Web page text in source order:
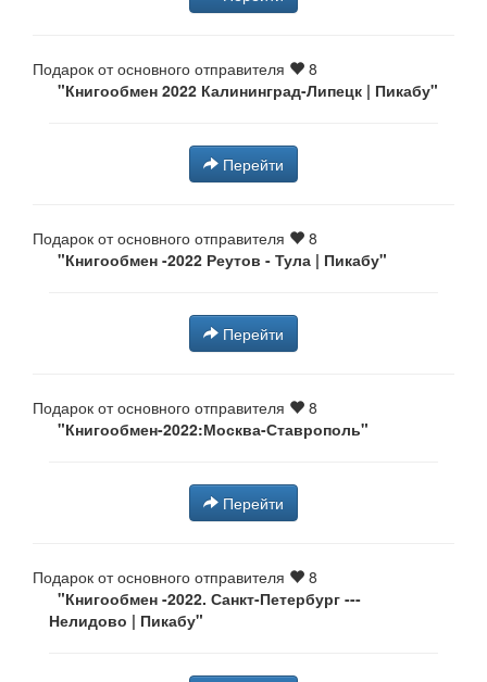
Подарок от основного отправителя
8
"Книгообмен 2022 Калининград-Липецк | Пикабу"
Перейти
Подарок от основного отправителя
8
"Книгообмен -2022 Реутов - Тула | Пикабу"
Перейти
Подарок от основного отправителя
8
"Книгообмен-2022:Москва-Ставрополь"
Перейти
Подарок от основного отправителя
8
"Книгообмен -2022. Санкт-Петербург ---
Нелидово | Пикабу"